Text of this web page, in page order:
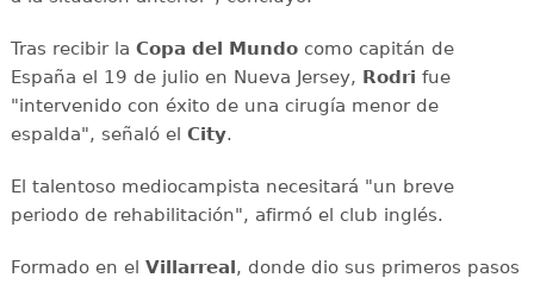
Tras recibir la Copa del Mundocomo capitán de
España el 19 de julio en Nueva Jersey, Rodri fue
"intervenido con éxito de una cirugía menor de
espalda", señaló el City.
El talentoso mediocampista necesitará "un breve
periodo de rehabilitación", afirmó el club inglés.
Formado en el Villarreal, donde dio sus primeros pasos